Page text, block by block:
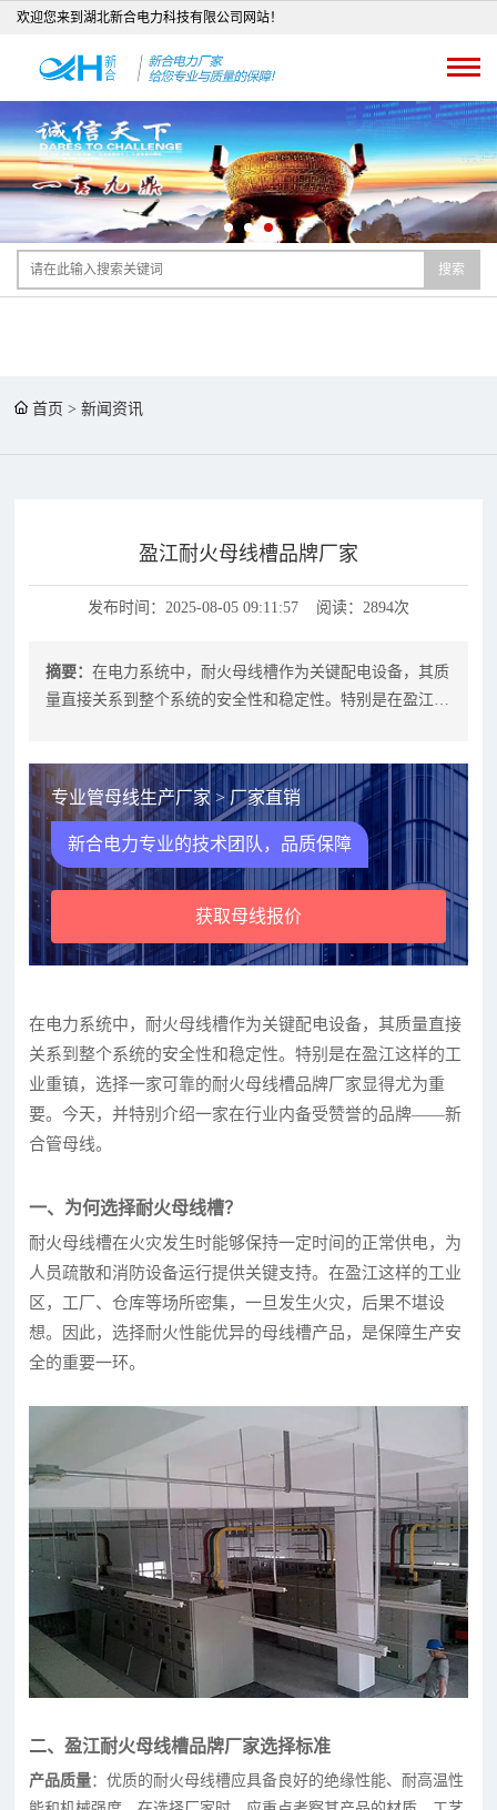
欢迎您来到湖北新合电力科技有限公司网站！
搜索
首页 >新闻资讯
盈江耐火母线槽品牌厂家
发布时间：2025-08-05 09:11:57 阅读：2894次
摘要：在电力系统中，耐火母线槽作为关键配电设备，其质
量直接关系到整个系统的安全性和稳定性。特别是在盈江这
专业管母线生产厂家 > 厂家直销
新合电力专业的技术团队，品质保障
获取母线报价
在电力系统中，耐火母线槽作为关键配电设备，其质量直接
关系到整个系统的安全性和稳定性。特别是在盈江这样的工
业重镇，选择一家可靠的耐火母线槽品牌厂家显得尤为重
要。今天，并特别介绍一家在行业内备受赞誉的品牌——新
合管母线。
一、为何选择耐火母线槽？
耐火母线槽在火灾发生时能够保持一定时间的正常供电，为
人员疏散和消防设备运行提供关键支持。在盈江这样的工业
区，工厂、仓库等场所密集，一旦发生火灾，后果不堪设
想。因此，选择耐火性能优异的母线槽产品，是保障生产安
全的重要一环。
二、盈江耐火母线槽品牌厂家选择标准
产品质量：优质的耐火母线槽应具备良好的绝缘性能、耐高温性